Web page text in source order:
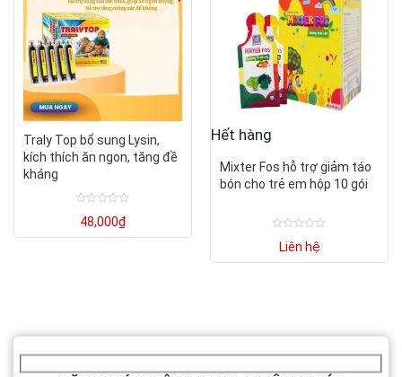
Traly Top bổ sung Lysin,
kích thích ăn ngon, tăng đề
kháng
xếp
hạng
48,000₫
Hết hàng
Mixter Fos hỗ trợ giảm táo
bón cho trẻ em hộp 10 gói
xếp
hạng
Liên hệ